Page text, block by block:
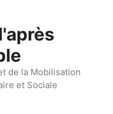
de la Mobilisation
et Sociale